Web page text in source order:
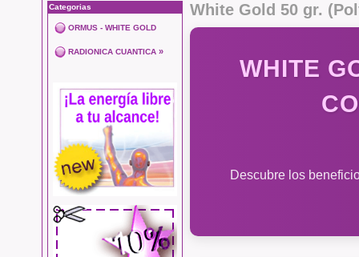
Categorias
ORMUS - WHITE GOLD
RADIONICA CUANTICA »
White Gold 50 gr.
WHITE
Descubre los